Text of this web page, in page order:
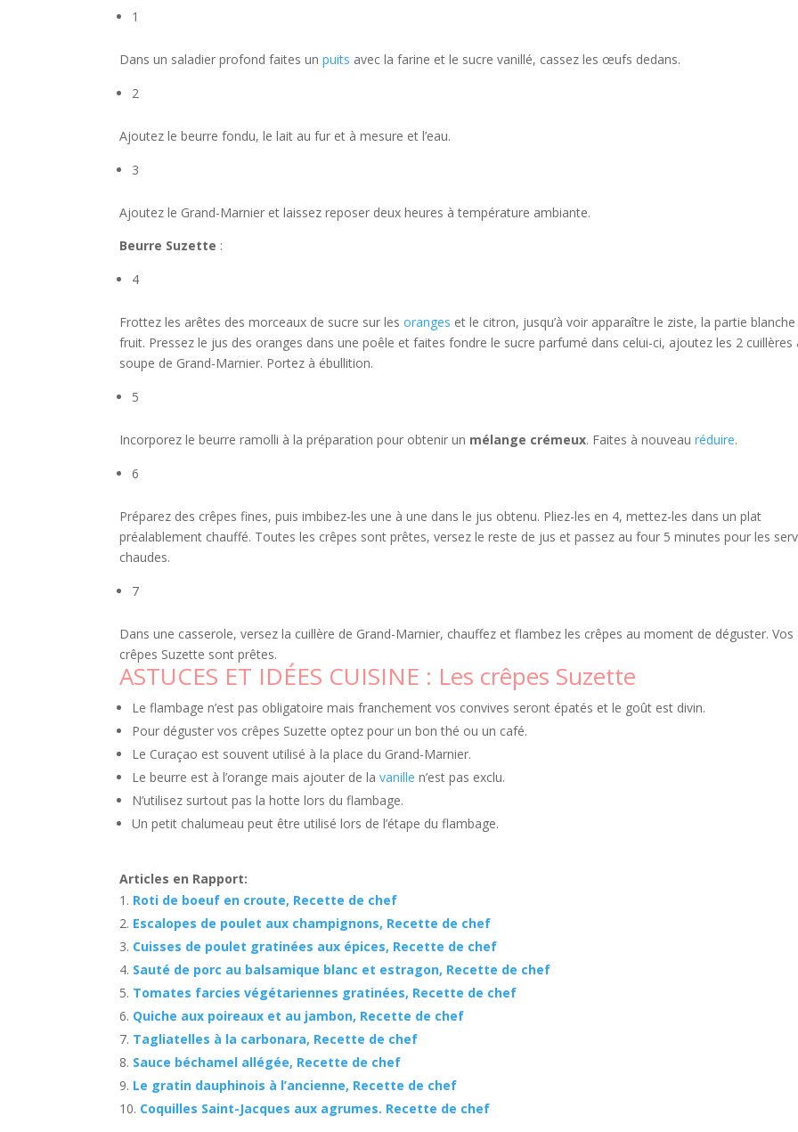
1
Dans un saladier profond faites unpuits avec la farine et le sucre vanillé, cassez les œufs dedans.
2
Ajoutez le beurre fondu, le lait au fur et à mesure et l’eau.
3
Ajoutez le Grand-Marnier et laissez reposer deux heures à température ambiante.
Beurre Suzette :
4
Frottez les arêtes des morceaux de sucre sur lesoranges et le citron, jusqu’à voir apparaître le ziste, la partie
fruit. Pressez le jus des oranges dans une poêle et faites fondre le sucre parfumé dans celui-ci, ajoutez les 2 cuillères
soupe de Grand-Marnier. Portez à ébullition.
5
Incorporez le beurre ramolli à la préparation pour obtenir un mélange crémeux. Faites à nouveauréduire.
6
Préparez des crêpes fines, puis imbibez-les une à une dans le jus obtenu. Pliez-les en 4, mettez-les dans un plat
préalablement chauffé. Toutes les crêpes sont prêtes, versez le reste de jus et passez au four 5 minutes pour les
chaudes.
7
Dans une casserole, versez la cuillère de Grand-Marnier, chauffez et flambez les crêpes au moment de déguster. Vos
crêpes Suzette sont prêtes.
ASTUCES ET IDÉES CUISINE : Les crêpes Suzette
Le flambage n’est pas obligatoire mais franchement vos convives seront épatés et le goût est divin.
Pour déguster vos crêpes Suzette optez pour un bon thé ou un café.
Le Curaçao est souvent utilisé à la place du Grand-Marnier.
Le beurre est à l’orange mais ajouter de lavanille n’est pas exclu.
N’utilisez surtout pas la hotte lors du flambage.
Un petit chalumeau peut être utilisé lors de l’étape du flambage.
Articles en Rapport:
Roti de boeuf en croute, Recette de chef
Escalopes de poulet aux champignons, Recette de chef
Cuisses de poulet gratinées aux épices, Recette de chef
Sauté de porc au balsamique blanc et estragon, Recette de chef
Tomates farcies végétariennes gratinées, Recette de chef
Quiche aux poireaux et au jambon, Recette de chef
Tagliatelles à la carbonara, Recette de chef
Sauce béchamel allégée, Recette de chef
Le gratin dauphinois à l’ancienne, Recette de chef
Coquilles Saint-Jacques aux agrumes. Recette de chef